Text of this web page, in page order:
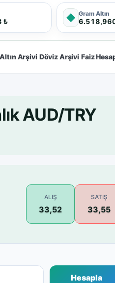
₺ ◆ Gram Altın
Altın Arşivi Döviz Arşivi Faiz
AUD/TRY
ALIŞ
33,52
SATIŞ
33,55
Hesapla